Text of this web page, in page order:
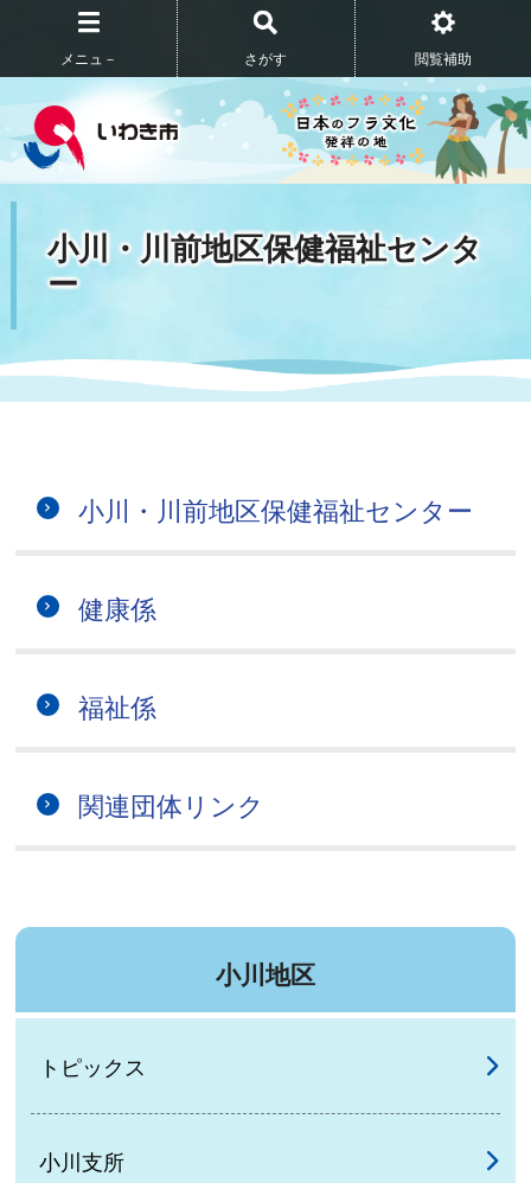
メニュ－ さがす 閲覧補助
小川・川前地区保健福祉センタ
ー
小川・川前地区保健福祉センター
健康係
福祉係
関連団体リンク
小川地区
トピックス
小川支所